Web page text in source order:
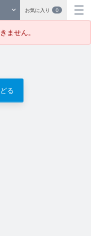
お気に入り 0
ません。
る